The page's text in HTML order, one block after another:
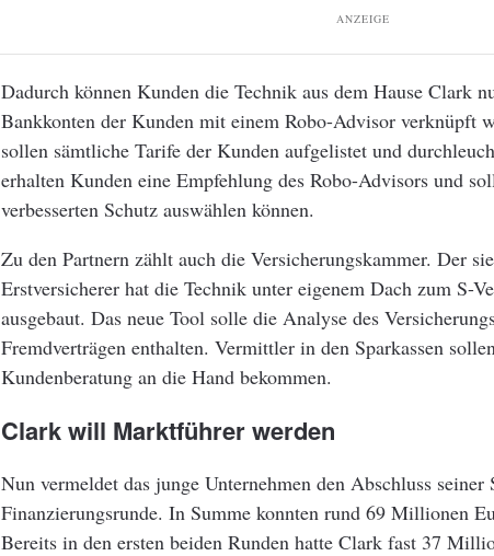
ANZEIGE
Dadurch können Kunden die Technik aus dem Hause Clark
Bankkonten der Kunden mit einem Robo-Advisor verknüpft
sollen sämtliche Tarife der Kunden aufgelistet und
erhalten Kunden eine Empfehlung des Robo-Advisors und
verbesserten Schutz auswählen können.
Zu den Partnern zählt auch die Versicherungskammer. Der
Erstversicherer hat die Technik unter eigenem Dach zum S-
ausgebaut. Das neue Tool solle die Analyse des
Fremdverträgen enthalten. Vermittler in den Sparkassen
Kundenberatung an die Hand bekommen.
Clark will Marktführer werden
Nun vermeldet das junge Unternehmen den Abschluss seiner
Finanzierungsrunde. In Summe konnten rund 69 Millionen
Bereits in den ersten beiden Runden hatte Clark fast 37